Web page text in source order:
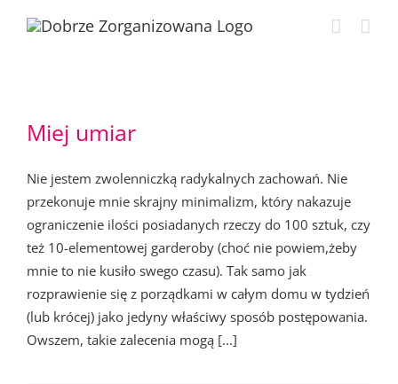
Miej umiar
Nie jestem zwolenniczką radykalnych zachowań. Nie
przekonuje mnie skrajny minimalizm, który nakazuje
ograniczenie ilości posiadanych rzeczy do 100 sztuk, czy
też 10-elementowej garderoby (choć nie powiem,żeby
mnie to nie kusiło swego czasu). Tak samo jak
rozprawienie się z porządkami w całym domu w tydzień
(lub krócej) jako jedyny właściwy sposób postępowania.
Owszem, takie zalecenia mogą [...]